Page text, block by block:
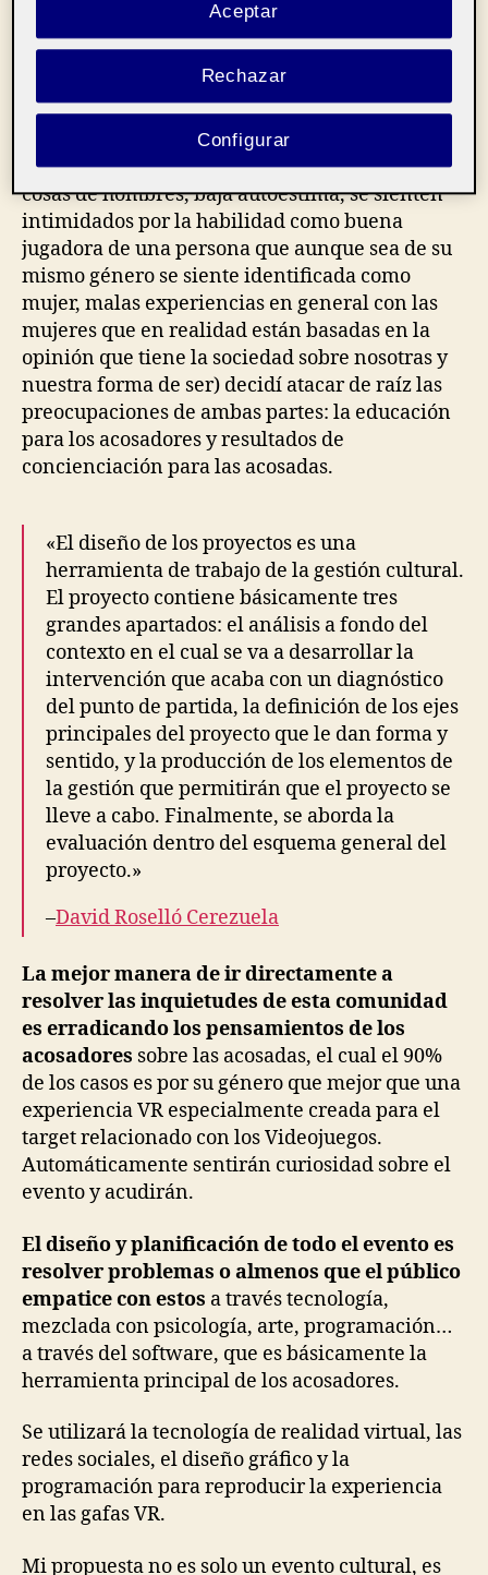
Sin duda
siguientes conclusiones sin haber sido
observadora participantey haber realizado
entrevistas. Así que después de analizar
minuciosamente los problemas que me
comunicaron los acosadores (Mujeres jugando a
cosas de hombres, baja autoestima, se sienten
intimidados por la habilidad como buena
jugadora de una persona que aunque sea de su
mismo género se siente identificada como
mujer, malas experiencias en general con las
mujeres que en realidad están basadas en la
opinión que tiene la sociedad sobre nosotras y
nuestra forma de ser) decidí atacar de raíz las
preocupaciones de ambas partes: la educación
para los acosadores y resultados de
concienciación para las acosadas.
«El diseño de los proyectos es una
herramienta de trabajo de la gestión cultural.
El proyecto contiene básicamente tres
grandes apartados: el análisis a fondo del
contexto en el cual se va a desarrollar la
intervención que acaba con un diagnóstico
del punto de partida, la definición de los ejes
principales del proyecto que le dan forma y
sentido, y la producción de los elementos de
la gestión que permitirán que el proyecto se
lleve a cabo. Finalmente, se aborda la
evaluación dentro del esquema general del
proyecto.»
–David Roselló Cerezuela
La mejor manera de ir directamente a
resolver las inquietudes de esta comunidad
es erradicando los pensamientos de los
acosadores sobre las acosadas, el cual el 90%
de los casos es por su género que mejor que una
experiencia VR especialmente creada para el
target relacionado con los Videojuegos.
Automáticamente sentirán curiosidad sobre el
evento y acudirán.
El diseño y planificación de todo el evento es
resolver problemas o almenos que el público
empatice con estos a través tecnología,
mezclada con psicología, arte, programación…
a través del software, que es básicamente la
herramienta principal de los acosadores.
Se utilizará la tecnología de realidad virtual, las
redes sociales, el diseño gráfico y la
programación para reproducir la experiencia
en las gafas VR.
Mi propuesta no es solo un evento cultural, es
Rechazar
Aceptar
Configurar